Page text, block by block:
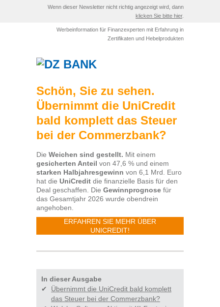
Wenn dieser Newsletter nicht richtig angezeigt wird, dann
klicken Sie bitte hier.
Werbeinformation für Finanzexperten mit Erfahrung in
Zertifikaten und Hebelprodukten
Schön, Sie zu sehen.
Übernimmt die UniCredit
bald komplett das Steuer
bei der Commerzbank?
Die Weichen sind gestellt. Mit einem
gesicherten Anteil von 47,6 % und einem
starken Halbjahresgewinn von 6,1 Mrd. Euro
hat die UniCredit die finanzielle Basis für den
Deal geschaffen. Die Gewinnprognose für
das Gesamtjahr 2026 wurde obendrein
angehoben.
ERFAHREN SIE MEHR ÜBER
UNICREDIT!
In dieser Ausgabe
✔
Übernimmt die UniCredit bald komplett
das Steuer bei der Commerzbank?